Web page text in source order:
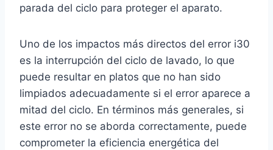
parada del ciclo para proteger el aparato.
Uno de los impactos más directos del error i30
es la interrupción del ciclo de lavado, lo que
puede resultar en platos que no han sido
limpiados adecuadamente si el error aparece a
mitad del ciclo. En términos más generales, si
este error no se aborda correctamente, puede
comprometer la eficiencia energética del